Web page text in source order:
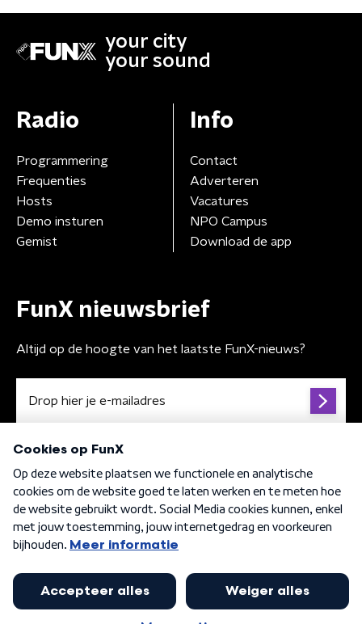
your city
your sound
Radio
Programmering
Frequenties
Hosts
Demo insturen
Gemist
Info
Contact
Adverteren
Vacatures
NPO Campus
Download de app
FunX nieuwsbrief
Altijd op de hoogte van het laatste FunX-nieuws?
Algemene voorwaarden Privacybeleid